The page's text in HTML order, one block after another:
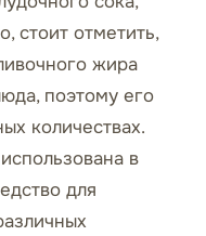
стоит отметить,
жира
поэтому его
количествах.
в
для